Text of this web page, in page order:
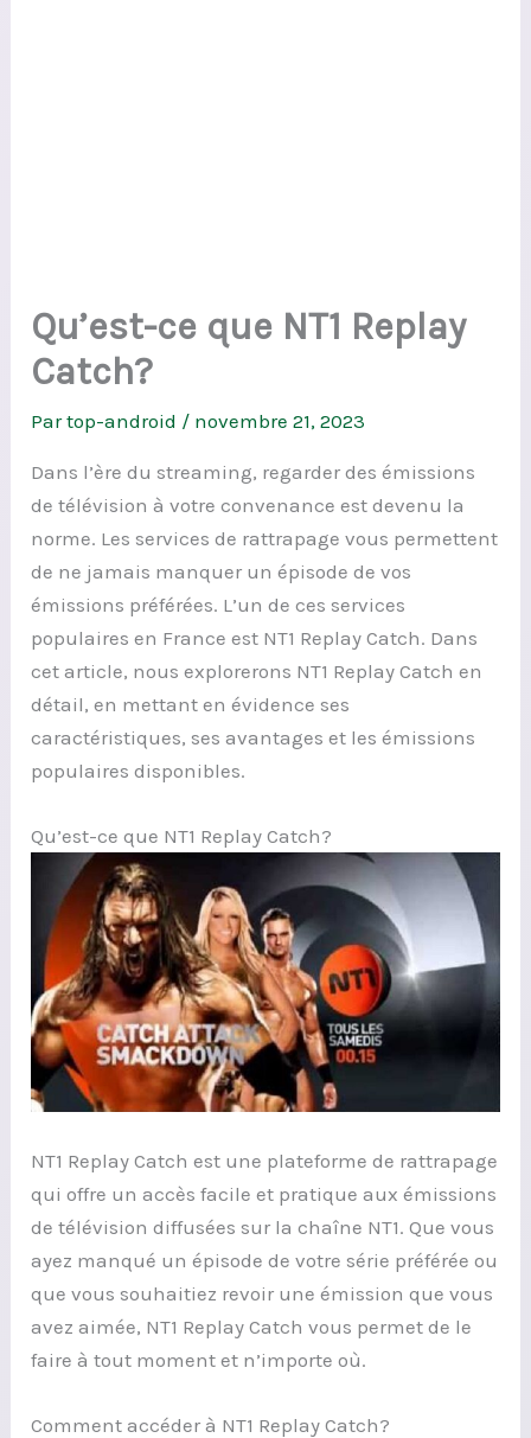
Qu’est-ce que NT1 Replay
Catch?
Partop-android / novembre 21, 2023
Dans l’ère du streaming, regarder des émissions
de télévision à votre convenance est devenu la
norme. Les services de rattrapage vous permettent
de ne jamais manquer un épisode de vos
émissions préférées. L’un de ces services
populaires en France est NT1 Replay Catch. Dans
cet article, nous explorerons NT1 Replay Catch en
détail, en mettant en évidence ses
caractéristiques, ses avantages et les émissions
populaires disponibles.
Qu’est-ce que NT1 Replay Catch?
NT1 Replay Catch est une plateforme de rattrapage
qui offre un accès facile et pratique aux émissions
de télévision diffusées sur la chaîne NT1. Que vous
ayez manqué un épisode de votre série préférée ou
que vous souhaitiez revoir une émission que vous
avez aimée, NT1 Replay Catch vous permet de le
faire à tout moment et n’importe où.
Comment accéder à NT1 Replay Catch?